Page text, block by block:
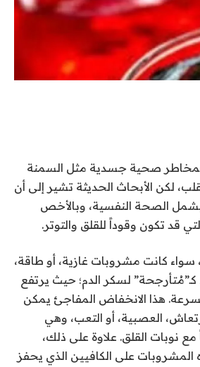
بمخاطر صحية جسدية مثل السمنة
لكن الأبحاث الحديثة تشير إلى أن
الصحة النفسية، وبالأخص
قد تكون وقوداً للقلق والتوتر.
سواء كانت مشروبات غازية، أو طاقة،
لسكر الدم؛ حيث يرتفع
هذا الانخفاض المفاجئ يمكن
العصبية، أو التعب، وهي
نوبات القلق. علاوة على ذلك،
المشروبات على الكافيين الذي يحفز